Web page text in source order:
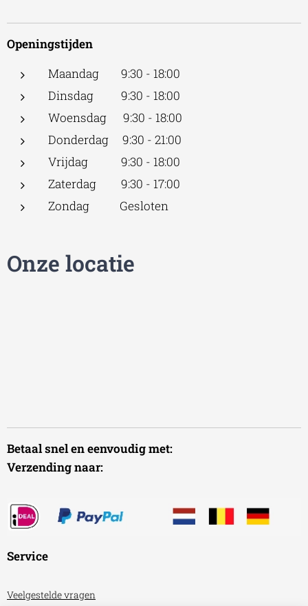
Openingstijden
Maandag 9:30 - 18:00
Dinsdag 9:30 - 18:00
Woensdag 9:30 - 18:00
Donderdag 9:30 - 21:00
Vrijdag 9:30 - 18:00
Zaterdag 9:30 - 17:00
Zondag Gesloten
Onze locatie
Betaal snel en eenvoudig met:
Verzending naar:
Service
Veelgestelde vragen